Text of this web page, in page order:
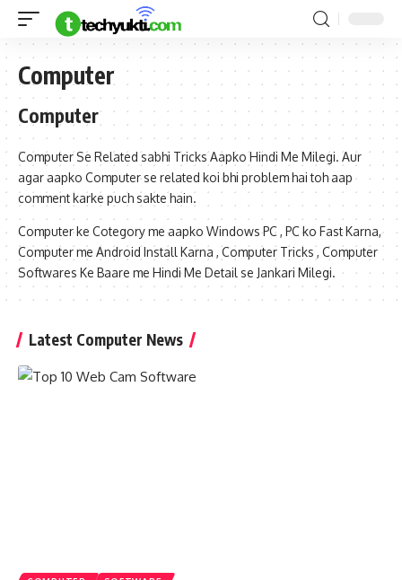
Computer
Computer
Computer Se Related sabhi Tricks Aapko Hindi Me Milegi. Aur
agar aapko Computer se related koi bhi problem hai toh aap
comment karke puch sakte hain.
Computer ke Cotegory me aapko Windows PC , PC ko Fast Karna,
Computer me Android Install Karna , Computer Tricks , Computer
Softwares Ke Baare me Hindi Me Detail se Jankari Milegi.
Latest Computer News